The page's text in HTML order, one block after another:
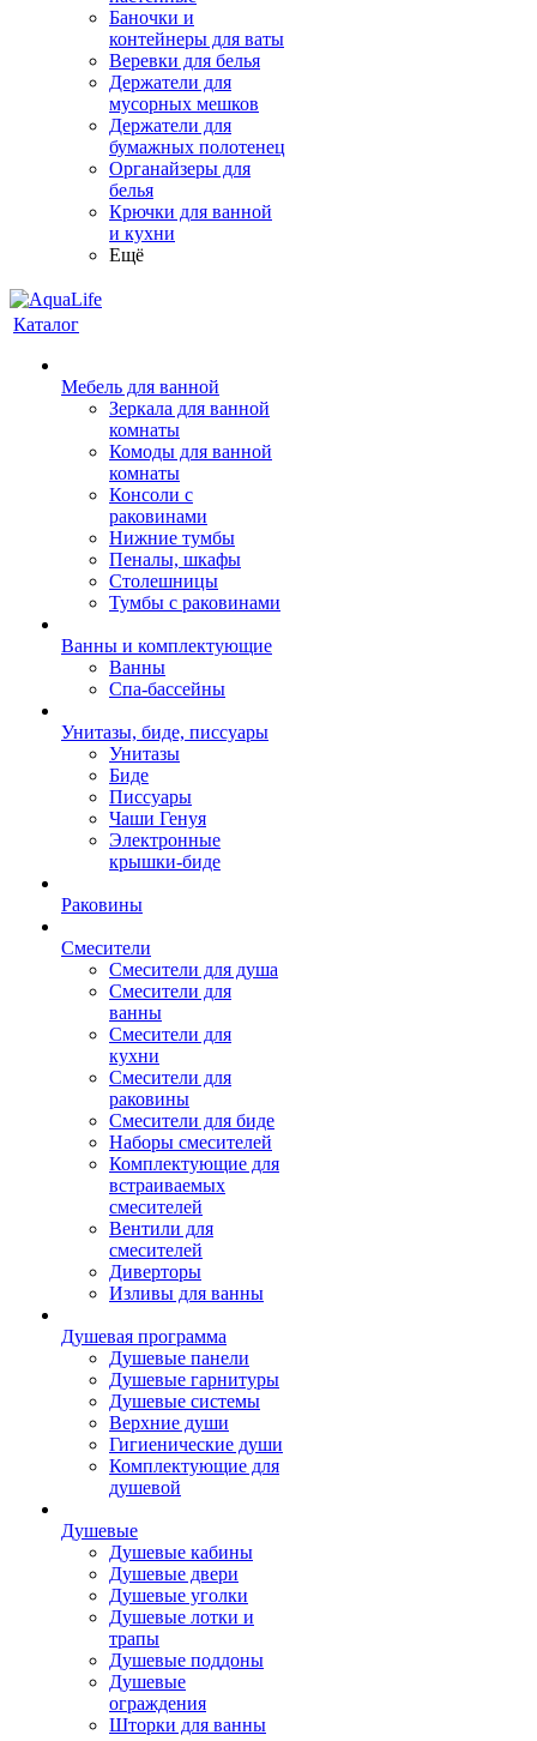
Баночки и
контейнеры для ваты
Веревки для белья
Держатели для
мусорных мешков
Держатели для
бумажных полотенец
Органайзеры для
белья
Крючки для ванной
и кухни
Ещё
Каталог
Мебель для ванной
Зеркала для ванной
комнаты
Комоды для ванной
комнаты
Консоли с
раковинами
Нижние тумбы
Пеналы, шкафы
Столешницы
Тумбы с раковинами
Ванны и комплектующие
Ванны
Спа-бассейны
Унитазы, биде, писсуары
Унитазы
Биде
Писсуары
Чаши Генуя
Электронные
крышки-биде
Раковины
Смесители
Смесители для душа
Смесители для
ванны
Смесители для
кухни
Смесители для
раковины
Смесители для биде
Наборы смесителей
Комплектующие для
встраиваемых
смесителей
Вентили для
смесителей
Диверторы
Изливы для ванны
Душевая программа
Душевые панели
Душевые гарнитуры
Душевые системы
Верхние души
Гигиенические души
Комплектующие для
душевой
Душевые
Душевые кабины
Душевые двери
Душевые уголки
Душевые лотки и
трапы
Душевые поддоны
Душевые
ограждения
Шторки для ванны